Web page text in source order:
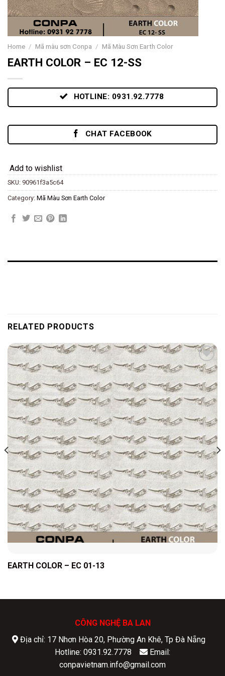
Home / Mã màu sơn Conpa / Mã Màu Sơn Earth Color
EARTH COLOR – EC 12-SS
HOTLINE: 0931.92.7778
CHAT FACEBOOK
Add to wishlist
SKU: 90961f3a5c64
Category: Mã Màu Sơn Earth Color
RELATED PRODUCTS
Add to
wishlist
EARTH COLOR – EC 01-13
CÔNG NGHỆ BA LAN
Địa chỉ: 17 Nhơn Hòa 20, Phường An Khê, Tp Đà Nẵng
Hotline: 0931.92.7778
Email:
conpavietnam.info@gmail.com